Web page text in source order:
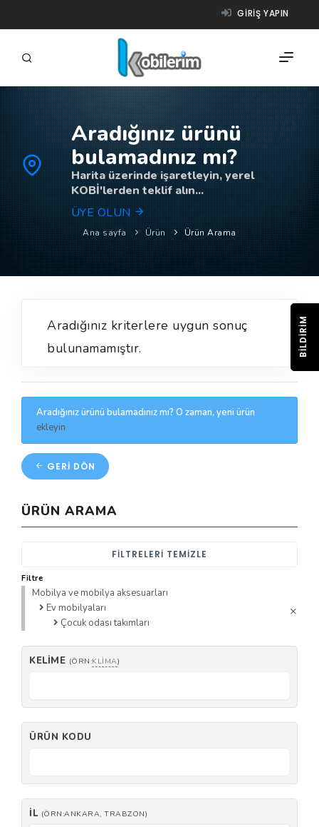
GIRIŞ YAPIN
FIRMALAR
ÜRÜNLER
NASIL ÇALIŞIR?
YARDIM
Aradığınız ürünü
bulamadınız mı?
Harita üzerinde işaretleyin, yerel
KOBİ'lerden teklif alın...
ÜYE OLUN
Ana sayfa Ürün Ürün Arama
Aradığınız kriterlere uygun sonuç
bulunamamıştır.
Aradığınız ürünü bulamadınız mı? O zaman, yeni ürün
ekleyin
GERI DÖN
ÜRÜN ARAMA
FILTRELERI TEMIZLE
Filtre
Mobilya ve mobilya aksesuarları
Ev mobilyaları
Çocuk odası takımları
KELIME (ÖRN:KLIMA)
ÜRÜN KODU
İL (ÖRN:ANKARA, TRABZON)
BILDIRIM